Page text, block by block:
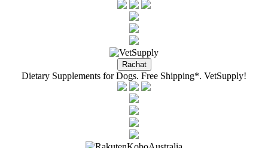
Dietary Supplements for Dogs. Free Shipping*. VetSupply!